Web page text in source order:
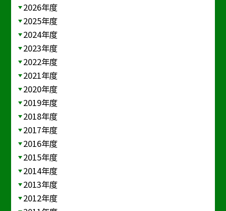
2026年度
2025年度
2024年度
2023年度
2022年度
2021年度
2020年度
2019年度
2018年度
2017年度
2016年度
2015年度
2014年度
2013年度
2012年度